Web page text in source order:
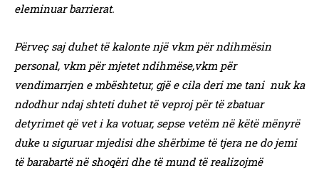
eleminuar barrierat.
Përveç saj duhet të kalonte një vkm për ndihmësin
personal, vkm për mjetet ndihmëse,vkm për
vendimarrjen e mbështetur, gjë e cila deri me tani nuk ka
ndodhur ndaj shteti duhet të veproj për të zbatuar
detyrimet që vet i ka votuar, sepse vetëm në këtë mënyrë
duke u siguruar mjedisi dhe shërbime të tjera ne do jemi
të barabartë në shoqëri dhe të mund të realizojmë